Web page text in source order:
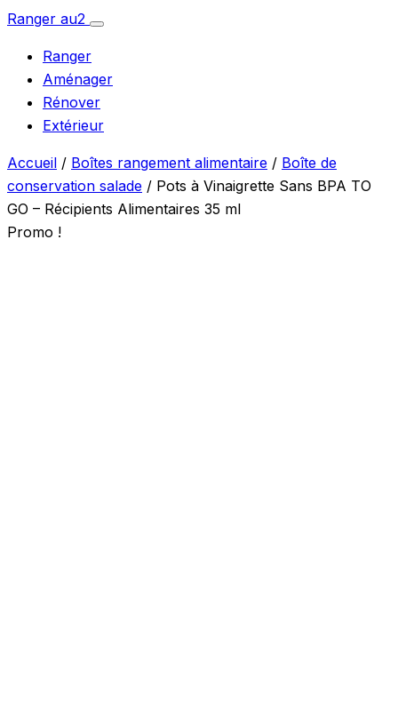
Aller
contenu
Ranger au2
Ouvrir
Ranger
Aménager
Rénover
Extérieur
Accueil / Boîtes rangement alimentaire / Boîte de
conservation salade / Pots à Vinaigrette Sans BPA TO
GO – Récipients Alimentaires 35 ml
Promo !